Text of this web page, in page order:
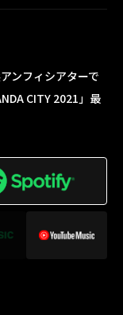
ンフィシアターで
CITY 2021」最